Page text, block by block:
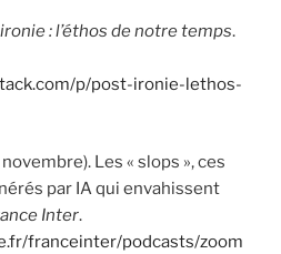
: l’éthos de notre temps.
p/post-ironie-lethos-
Les « slops », ces
par IA qui envahissent
Inter.
franceinter/podcasts/zoom